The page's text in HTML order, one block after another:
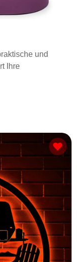
und
Ihre